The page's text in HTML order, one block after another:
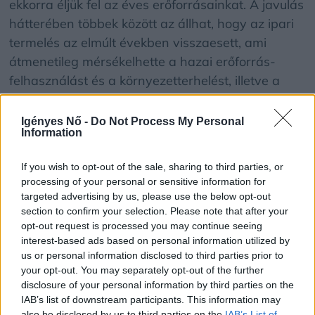
Igényes Nő - Do Not Process My Personal
Information
If you wish to opt-out of the sale, sharing to third parties, or
processing of your personal or sensitive information for
targeted advertising by us, please use the below opt-out
section to confirm your selection. Please note that after your
opt-out request is processed you may continue seeing
interest-based ads based on personal information utilized by
us or personal information disclosed to third parties prior to
your opt-out. You may separately opt-out of the further
disclosure of your personal information by third parties on the
IAB’s list of downstream participants. This information may
ekkorra éljük fel az éves erőforrásainkat. A javulás
hátterében többek között az állhat, hogy az ipari
termelés az elmúlt években visszaesett, ami
átmenetileg mérsékelhette a hazai erőforrás-
felhasználást és a környezetterhelést, illetve a
fogyasztás növekedése is visszafogottabb volt,
ebből a szempontból továbbra is az uniós rangsor
sereghajtói közé tartozunk.
Az eltérést ezen kívül az is okozhatja, hogy a
Global Footprint Network évről évre pontosítja
számítási modelljeit, és a biokapacitást (a
természet megújuló képességét) mérő adatsorok
is változhatnak.
„A túlfogyasztás napjának kitolódása önmagában